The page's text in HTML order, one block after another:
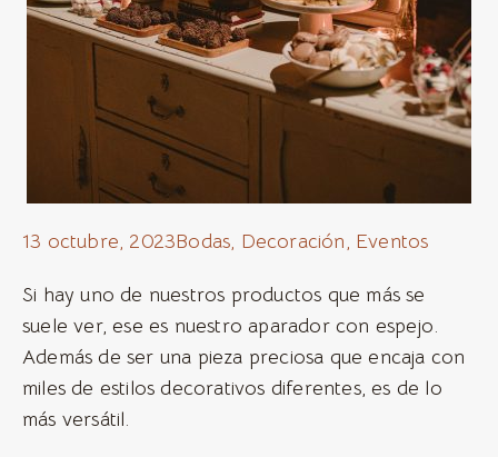
13 octubre, 2023Bodas, Decoración, Eventos
Si hay uno de nuestros productos que más se
suele ver, ese es nuestro aparador con espejo.
Además de ser una pieza preciosa que encaja con
miles de estilos decorativos diferentes, es de lo
más versátil.